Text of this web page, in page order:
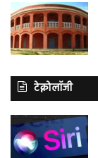
टेक्नोलॉजी